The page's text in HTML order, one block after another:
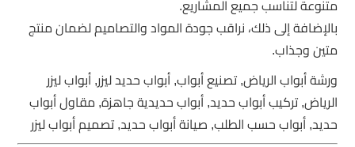
متنوعة لتناسب جميع المشاريع.
بالإضافة إلى ذلك، نراقب جودة المواد والتصاميم لضمان منتج
متين وجذاب.
ورشة أبواب الرياض, تصنيع أبواب, أبواب حديد ليزر, أبواب ليزر
الرياض, تركيب أبواب حديد, أبواب حديدية جاهزة, مقاول أبواب
حديد, أبواب حسب الطلب, صيانة أبواب حديد, تصميم أبواب ليزر